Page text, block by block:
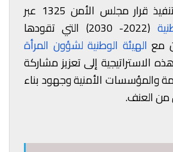
قرار مجلس الأمن 1325 عبر
(2022- 2030) التي تقودها
مع الهيئة الوطنية لشؤون المرأة
الاستراتيجية إلى تعزيز مشاركة
والمؤسسات الأمنية وجهود بناء
من العنف.